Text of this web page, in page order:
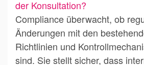
der Konsultation?
Compliance überwacht, ob
Änderungen mit den
Richtlinien und
sind. Sie stellt sicher, dass